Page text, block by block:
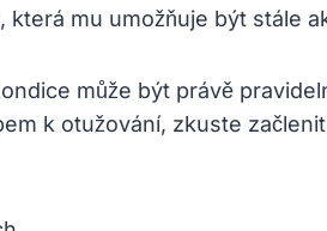
mu umožňuje být stále
může být právě
k otužování, zkuste